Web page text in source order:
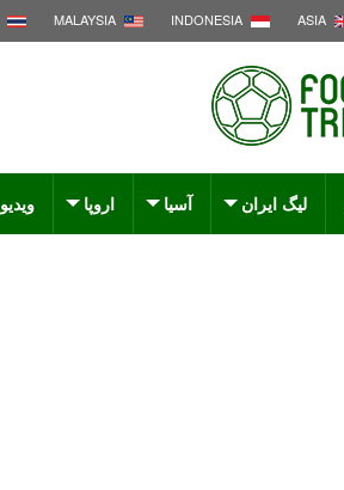
ASIA
INDONESIA
MALAYSIA
لیگ ایران آسیا اروپا ویدیو